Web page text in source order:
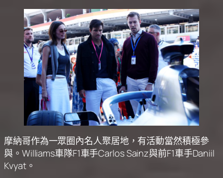
摩納哥作為一眾圈內名人聚居地，有活動當然積極參
與。Williams車隊F1車手Carlos Sainz與前F1車手Daniil
Kvyat。